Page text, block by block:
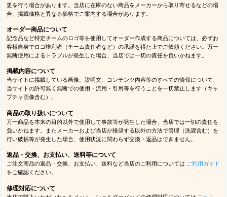
更を行う場合があります。当店に在庫のない商品をメーカーから取り寄せるなどの場
合、掲載価格と異なる価格でご案内する場合があります。
オーダー商品について
記念品など特定チームのロゴ等を使用してオーダー作成する商品については、必ずお
客様自身でロゴ権利者（チーム責任者など）の承諾を得た上でご依頼ください。万一
無断使用によるトラブルが発生した場合、当店では一切の責任を負いかねます。
掲載内容について
当サイトに掲載している画像、説明文、コンテンツ内容等のすべての情報について、
当サイトの許可無く無断での使用・流用・引用等を行うことを一切禁止します（キャ
プチャ画像含む）。
商品の取り扱いについて
万一商品を本来の目的以外で使用して事故等が発生した場合、当店では一切の責任を
負いかねます。またメーカーおよび当店が推奨する以外の方法で管理（洗濯含む）を
行い破損等が発生した場合、使用状況に関わらず交換・返品はできません。
返品・交換、お支払い、送料等について
ご注文商品の返品・交換、お支払い、送料など当店のご利用については ご利用ガイド
をご確認ください。
修理対応について